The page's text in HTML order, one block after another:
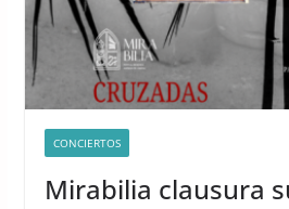
CONCIERTOS
Mirabilia clausura